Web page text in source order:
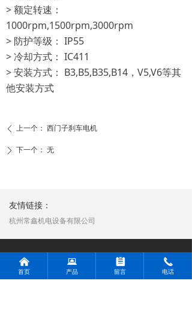
> 额定转速：
1000rpm,1500rpm,3000rpm
> 防护等级： IP55
> 冷却方式： IC411
> 安装方式： B3,B5,B35,B14，V5,V6等其
他安装方式
ꄴ 上一个： 西门子刹车电机
ꄲ 下一个： 无
变频器与低压电器
减速机类
电机类
友情链接：
杭州常鑫机电设备有限公司
낀
首页
뀵
产品
뀳
留言
끅
电话